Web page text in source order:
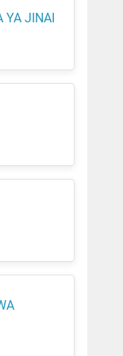
YA JINAI